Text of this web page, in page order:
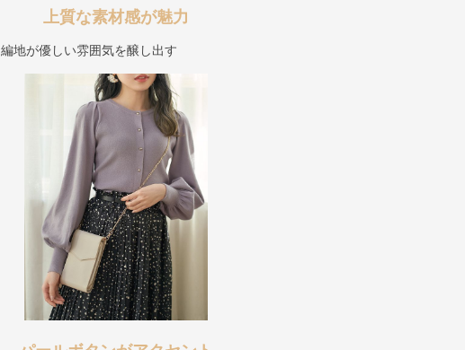
上質な素材感が魅力
地が優しい雰囲気を醸し出す